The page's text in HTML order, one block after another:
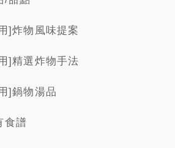
]炸物風味提案
]精選炸物手法
]鍋物湯品
食譜